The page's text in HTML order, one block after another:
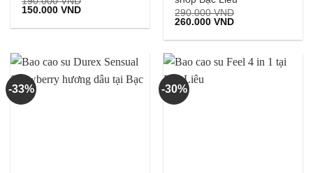
Giá
là:
150.000VNDGiá
tại
290.000VND
Giá
là:
260.000VNDGiá
tại
260.000 VND.
-33% -30%